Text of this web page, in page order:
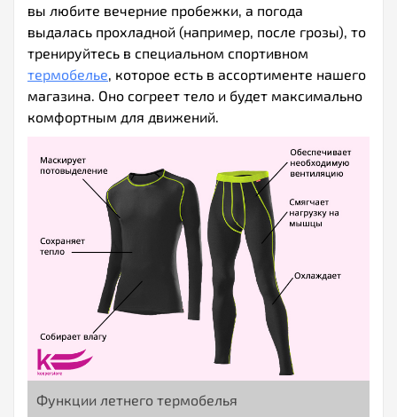
вы любите вечерние пробежки, а погода
выдалась прохладной (например, после грозы), то
тренируйтесь в специальном спортивном
термобелье, которое есть в ассортименте нашего
магазина. Оно согреет тело и будет максимально
комфортным для движений.
Функции летнего термобелья